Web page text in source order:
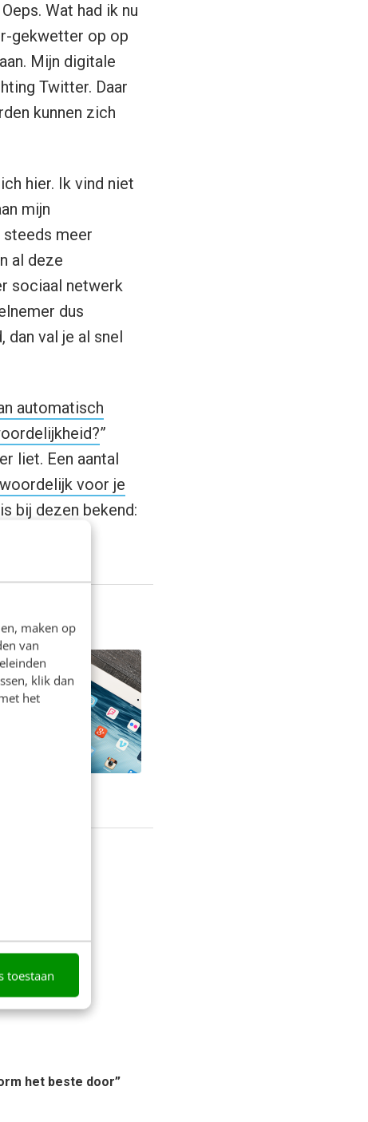
maken op
van
klik dan
het
toestaan
Wat had ik nu
gekwetter op op
Mijn digitale
Twitter. Daar
kunnen zich
hier. Ik vind niet
mijn
steeds meer
al deze
sociaal netwerk
dus
dan val je al snel
automatisch
”
liet. Een aantal
voor je
bij dezen bekend:
orde.
het beste door”